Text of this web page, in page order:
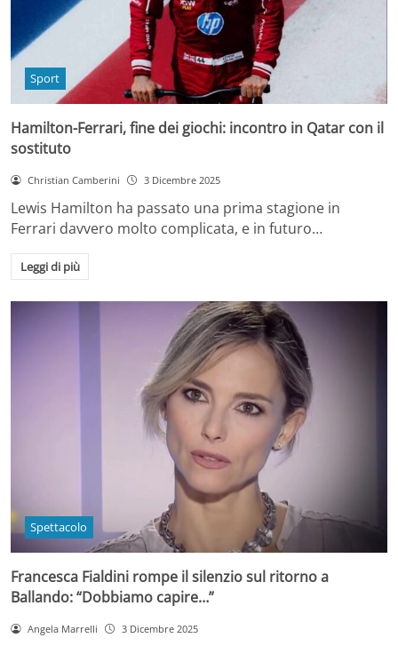
Sport
Hamilton-Ferrari, fine dei giochi: incontro in Qatar con il
sostituto
Christian Camberini 3 Dicembre 2025
Lewis Hamilton ha passato una prima stagione in
Ferrari davvero molto complicata, e in futuro…
Leggi di più
Spettacolo
Francesca Fialdini rompe il silenzio sul ritorno a
Ballando: “Dobbiamo capire…”
Angela Marrelli 3 Dicembre 2025